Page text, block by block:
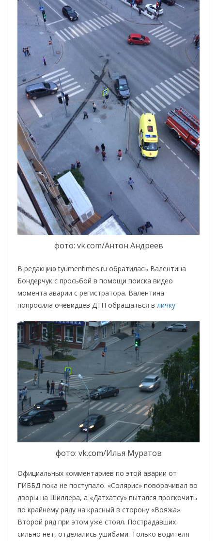
фото: vk.com/Антон Андреев
В редакцию tyumentimes.ru обратилась Валентина
Бондерчук с просьбой в помощи поиска видео
момента аварии с регистратора. Валентина
попросила очевидцев ДТП обращаться в личку
фото: vk.com/Илья Муратов
Официальных комментариев по этой аварии от
ГИББД пока не поступало. «Солярис» поворачивал во
дворы на Шиллера, а «Датхатсу» пытался проскочить
по крайнему ряду на красный в сторону «Вояжа».
Второй ряд при этом уже стоял. Пострадавших
сильно нет, отделались ушибами. Только водителя